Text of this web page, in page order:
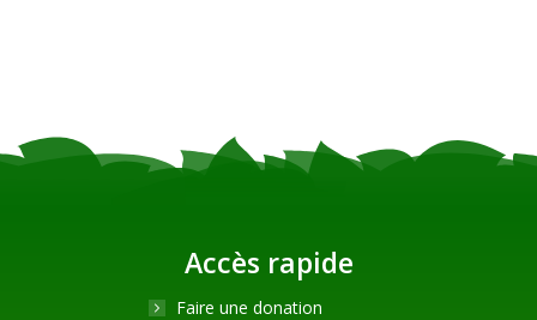
Accès rapide
Faire une donation